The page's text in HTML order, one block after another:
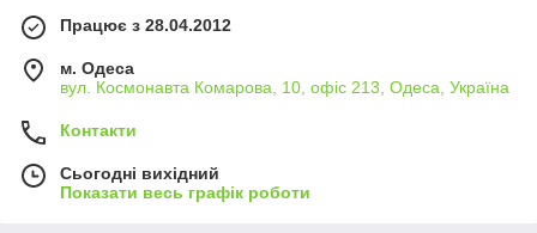
Працює з 28.04.2012
м. Одеса
вул. Космонавта Комарова, 10, офіс 213, Одеса, Україна
Контакти
Сьогодні вихідний
Показати весь графік роботи